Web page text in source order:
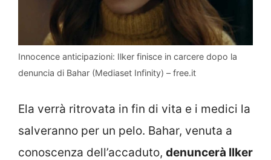
Innocence anticipazioni: Ilker finisce in carcere dopo la
denuncia di Bahar (Mediaset Infinity) – free.it
Ela verrà ritrovata in fin di vita e i medici la
salveranno per un pelo. Bahar, venuta a
conoscenza dell’accaduto, denuncerà Ilker